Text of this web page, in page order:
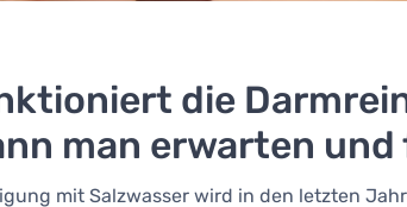
die
man erwarten
mit Salzwasser wird in den letzten